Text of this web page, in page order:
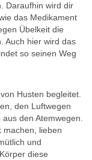
Daraufhin wird dir
das Medikament
Übelkeit die
Auch hier wird das
so seinen Weg
Husten begleitet.
den Luftwegen
den Atemwegen.
machen, lieben
und
diese